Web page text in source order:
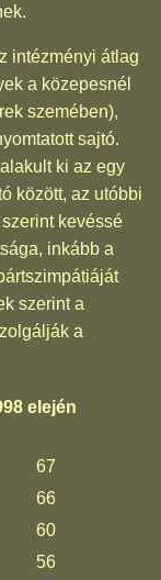
intézményi átlag
a közepesnél
szemében),
sajtó.
ki az egy
között, az utóbbi
kevéssé
inkább a
szerint a
a
elején
67
66
60
56